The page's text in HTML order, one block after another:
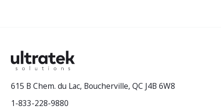
615 B Chem. du Lac, Boucherville, QC J4B 6W8
1-833-228-9880